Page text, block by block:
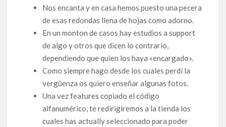
Nos encanta y en casa hemos puesto una pecera
de esas redondas llena de hojas como adorno.
En un monton de casos hay estudios a support
de algo y otros que dicen lo contrario,
dependiendo que quien los haya «encargado».
Como siempre hago desde los cuales perdí la
vergüenza os quiero enseñar algunas fotos.
Una vez features copiado el código
alfanumérico, te redirigiremos a la tienda los
cuales has actually seleccionado para poder